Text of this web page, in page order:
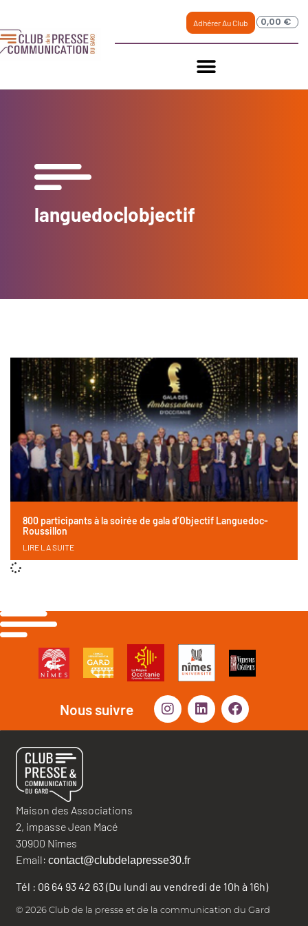
Adhérer Au Club 0,00 €
languedoc|objectif
800 participants à la soirée de gala d’Objectif Languedoc-
Roussillon
LIRE LA SUITE
Nous suivre
Maison des Associations
2, impasse Jean Macé
30900 Nîmes
Email: contact@clubdelapresse30.fr
Tél : 06 64 93 42 63 (Du lundi au vendredi de 10h à 16h)
© 2026 Club de la presse et de la communication du Gard